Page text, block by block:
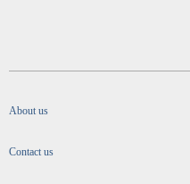
About us
Contact us